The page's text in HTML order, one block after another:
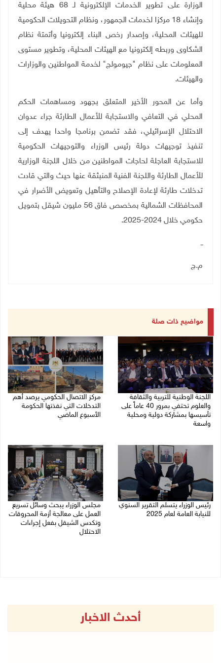
الوزارة على تطوير الخدمات الإلكترونية لـ 68 هيئة محلية
وإنشاء 18 مركزا لخدمات الجمهور، ونظام التحويلات الحكومية
للهيئات المحلية، وإصدار رخص البناء إلكترونيا وأتمتة نظام
الشكاوى وربطه إلكترونيا مع الهيئات المحلية، وتطوير مستوى
المعلومات على نظام "جيومولج" لخدمة المواطنين والوزارات
والهيئات.
وأما عن المحور الأخير المتعلق بجهود ومساهمات الحكم
المحلي في التعافي والاستجابة للأعمال الطارئة جراء عدوان
الاحتلال الإسرائيلي، فقد تضمن برنامجا واحدا يهدف إلى
تنفيذ توجيهات دولة رئيس الوزراء والتوجيهات الحكومية
للاستجابة العاجلة لحاجات المواطنين من خلال اللجنة الوزارية
للأعمال الطارئة واللجنة الفنية المنبثقة عنها حيث والتي قادت
تدخلات طارئة لإعادة الإصلاح والتأهيل وتعويض الأضرار في
المحافظات الشمالية بمخصص فاق 56 مليون شيقل بتمويل
حكومي خلال 2024-2025
.
ــ
م.ج
مواضيع ذات صلة
اللجنة الوطنية للتربية والثقافة
والعلوم تحتفي بمرور 40 عاماً على
تأسيسها بمشاركة دولية ومحلية
واسعة
مركز الاتصال الحكومي يرصد أهم
التدخلات التي نفذتها الحكومة
الأسبوع الماضي
رئيس الوزراء يتسلم التقرير السنوي
للنيابة العامة لعام 2025
مجلس الوزراء يبحث وسائل تسريع
العمل على معالجة أزمة المحروقات
وتكدس الشيقل بفعل إجراءات
الاحتلال
أحدث الاخبار